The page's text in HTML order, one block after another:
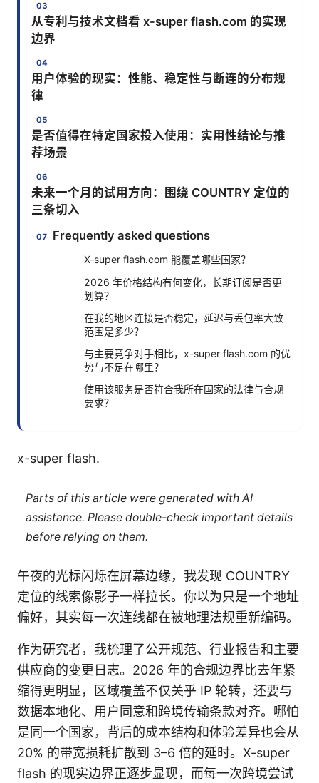
从专利与技术文档看 x-super flash.com 的实现
边界
用户体验的现实：性能、稳定性与断连的分布规
律
是否值得在特定国家投入使用：实用性结论与推
荐场景
未来一个月的试用方向：围绕 COUNTRY 定位的
三条切入
Frequently asked questions
X-super flash.com 能覆盖哪些国家？
2026 年价格结构有何变化，长期订阅是否更
划算？
在我的地区连接是否稳定，延迟与丢包率大致
范围是多少？
与主要竞争对手相比，x-super flash.com 的优
势与不足在哪里？
使用该服务是否符合我所在国家的法律与合规
要求？
x-super flash.
Parts of this article were generated with AI
assistance. Please double-check important details
before relying on them.
午夜的光标闪烁在屏幕边缘，我发现 COUNTRY
定位的线索像影子一样拉长。你以为只是一个地址
偏好，其实每一次连线都在被地理法规重新编码。
作为研究者，我梳理了公开规范、行业报告和主要
供应商的变更日志。2026 年的合规边界比去年紧
缩得更明显，区域覆盖不仅关乎 IP 轮转，还要与
数据本地化、用户同意和跨境传输条款对齐。哪怕
是同一个国家，背后的成本结构和体验差异也会从
20% 的带宽损耗扩散到 3–6 倍的延时。X-super
flash 的现实边界正逐步显现，而每一次跨境尝试